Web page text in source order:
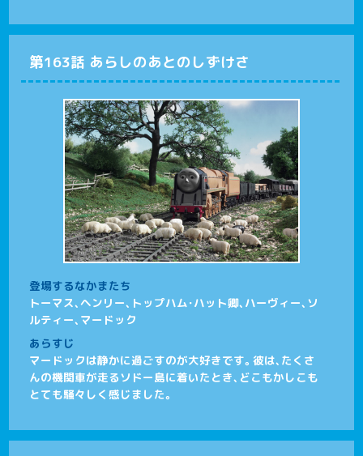
第163話 あらしのあとのしずけさ
登場するなかまたち
トーマス、ヘンリー、トップハム･ハット卿、ハーヴィー、ソ
ルティー、マードック
あらすじ
マードックは静かに過ごすのが大好きです。彼は、たくさ
んの機関車が走るソドー島に着いたとき、どこもかしこも
とても騒々しく感じました。